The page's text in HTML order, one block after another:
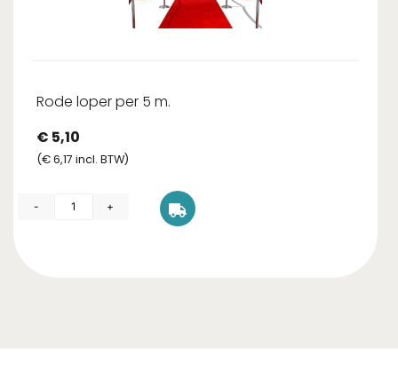
Rode loper per 5 m.
€ 5,10
(€6,17 incl. BTW)
- +